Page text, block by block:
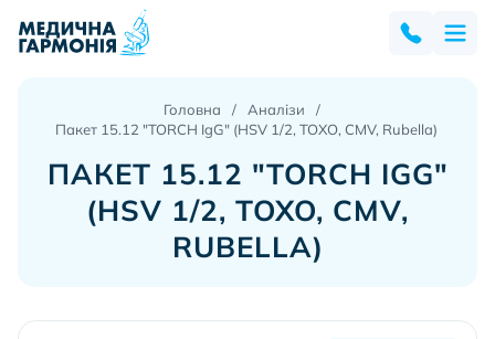
Головна
Аналізи
Пакет 15.12 "TORCH IgG" (HSV 1/2, TOXO, CMV, Rubella)
ПАКЕТ 15.12 "TORCH IGG"
(HSV 1/2, TOXO, CMV,
RUBELLA)